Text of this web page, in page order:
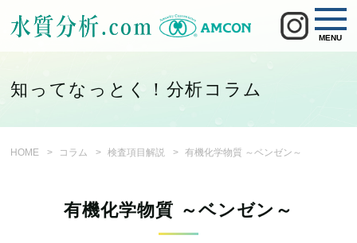
MENU
知ってなっとく！分析コラム
HOME コラム 検査項目解説 有機化学物質 ～ベンゼン～
有機化学物質 ～ベンゼン～